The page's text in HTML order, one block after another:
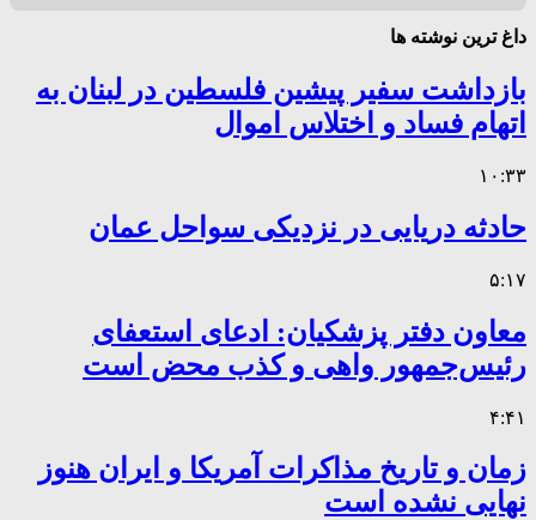
داغ ترین نوشته ها
بازداشت سفیر پیشین فلسطین در لبنان به
اتهام فساد و اختلاس اموال
۱۰:۳۳
حادثه دریایی در نزدیکی سواحل عمان
۵:۱۷
معاون دفتر پزشکیان: ادعای استعفای
رئیس‌جمهور واهی و کذب محض است
۴:۴۱
زمان و تاریخ مذاکرات آمریکا و ایران هنوز
نهایی نشده است